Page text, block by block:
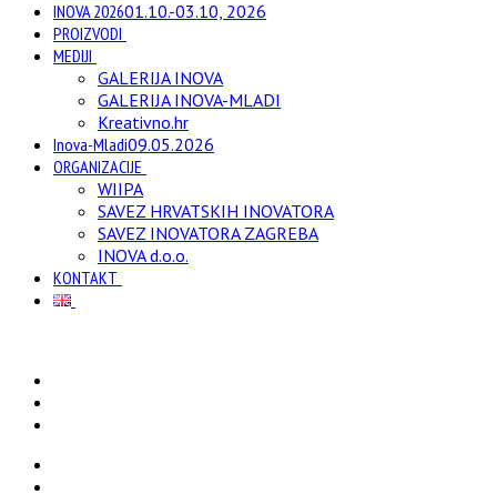
INOVA 202601.10.-03.10, 2026
PROIZVODI
MEDIJI
GALERIJA INOVA
GALERIJA INOVA-MLADI
Kreativno.hr
Inova-Mladi09.05.2026
ORGANIZACIJE
WIIPA
SAVEZ HRVATSKIH INOVATORA
SAVEZ INOVATORA ZAGREBA
INOVA d.o.o.
KONTAKT